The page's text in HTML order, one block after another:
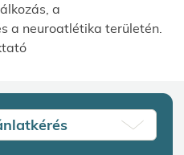
a
a neuroatlétika területén.